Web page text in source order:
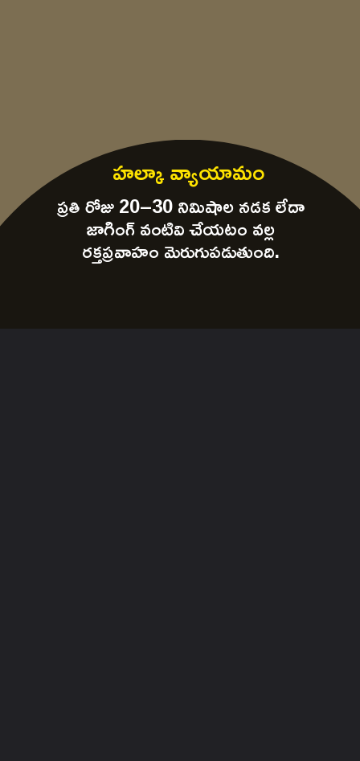
హల్కా వ్యాయామం
ప్రతి రోజు 20–30 నిమిషాల నడక లేదా
జాగింగ్ వంటివి చేయటం వల్ల
రక్తప్రవాహం మెరుగుపడుతుంది.